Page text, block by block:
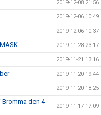
2019-12-08 21:56
2019-12-06 10:49
2019-12-06 10:37
2019-11-28 23:17
2019-11-21 13:16
2019-11-20 19:44
2019-11-20 18:25
den 4
2019-11-17 17:09